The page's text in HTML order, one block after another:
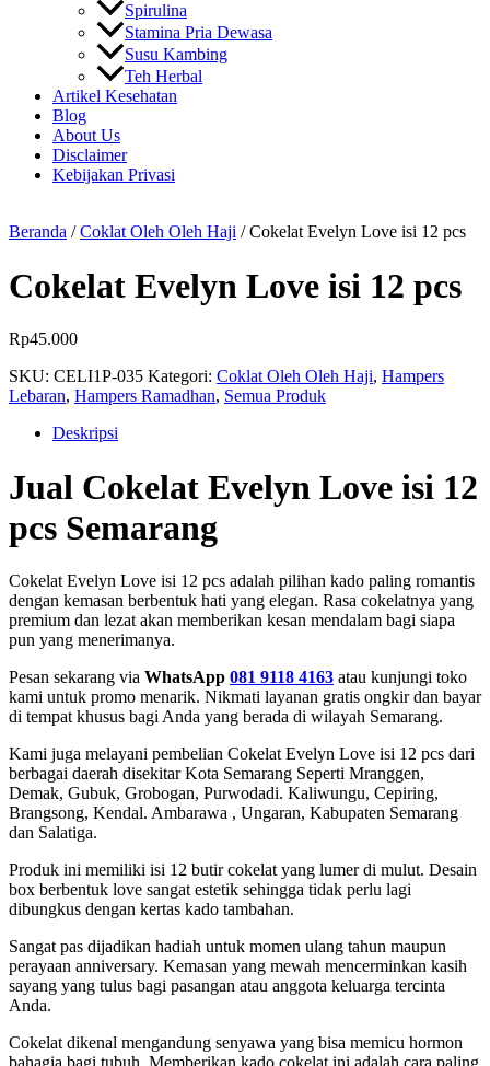
Spirulina
Stamina Pria Dewasa
Susu Kambing
Teh Herbal
Artikel Kesehatan
Blog
About Us
Disclaimer
Kebijakan Privasi
Beranda /Coklat Oleh Oleh Haji / Cokelat Evelyn Love isi 12 pcs
Cokelat Evelyn Love isi 12 pcs
Rp45.000
SKU: CELI1P-035 Kategori: Coklat Oleh Oleh Haji, Hampers
Lebaran, Hampers Ramadhan, Semua Produk
Deskripsi
Jual Cokelat Evelyn Love isi 12
pcs Semarang
Cokelat Evelyn Love isi 12 pcs adalah pilihan kado paling romantis
dengan kemasan berbentuk hati yang elegan. Rasa cokelatnya yang
premium dan lezat akan memberikan kesan mendalam bagi siapa
pun yang menerimanya.
Pesan sekarang via WhatsApp 081 9118 4163 atau kunjungi toko
kami untuk promo menarik. Nikmati layanan gratis ongkir dan bayar
di tempat khusus bagi Anda yang berada di wilayah Semarang.
Kami juga melayani pembelian Cokelat Evelyn Love isi 12 pcs dari
berbagai daerah disekitar Kota Semarang Seperti Mranggen,
Demak, Gubuk, Grobogan, Purwodadi. Kaliwungu, Cepiring,
Brangsong, Kendal. Ambarawa , Ungaran, Kabupaten Semarang
dan Salatiga.
Produk ini memiliki isi 12 butir cokelat yang lumer di mulut. Desain
box berbentuk love sangat estetik sehingga tidak perlu lagi
dibungkus dengan kertas kado tambahan.
Sangat pas dijadikan hadiah untuk momen ulang tahun maupun
perayaan anniversary. Kemasan yang mewah mencerminkan kasih
sayang yang tulus bagi pasangan atau anggota keluarga tercinta
Anda.
Cokelat dikenal mengandung senyawa yang bisa memicu hormon